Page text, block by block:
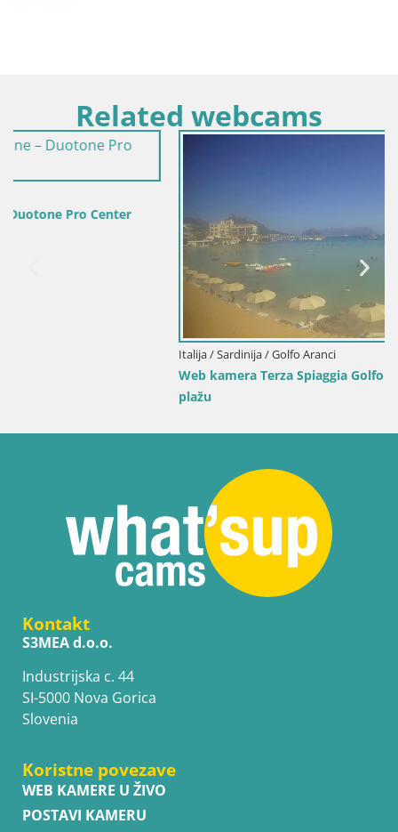
Related webcams
Web kamera Terza Spiaggia Golfo Aranci – Pogled uživo na
Kontakt
S3MEA d.o.o.
Industrijska c. 44
SI-5000 Nova Gorica
Slovenia
Koristne povezave
WEB KAMERE U ŽIVO
POSTAVI KAMERU